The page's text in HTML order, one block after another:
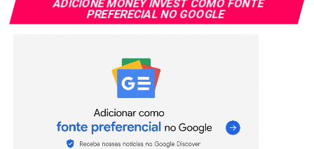
XRP (XRP): Ameaça à existência do XRP pelo
A notícia mais significativa do XRP no momento é que o
novo stablecoin da Ripple, ligado ao dólar, levantou
competir com o Tether (USDT) e o USDC da Circle. Ele
implica uma mudança para uma moeda digital estável
ADICIONE MONEY INVEST COMO FONTE
PREFERECIAL NO GOOGLE